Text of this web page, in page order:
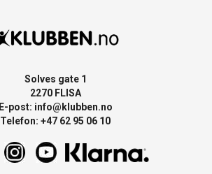
Solves gate 1
2270 FLISA
E-post: info@klubben.no
Telefon: +47 62 95 06 10